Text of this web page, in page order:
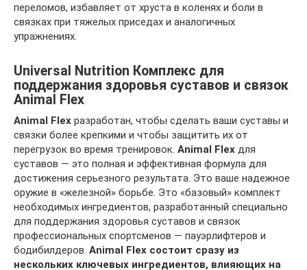
переломов, избавляет от хруста в коленях и боли в
связках при тяжелых приседах и аналогичных
упражнениях.
Universal Nutrition Комплекс для
поддержания здоровья суставов и связок
Animal Flex
Animal Flex разработан, чтобы сделать ваши суставы и
связки более крепкими и чтобы защитить их от
перегрузок во время тренировок. Animal Flex для
суставов — это полная и эффективная формула для
достижения серьезного результата. Это ваше надежное
оружие в «железной» борьбе. Это «базовый» комплект
необходимых ингредиентов, разработанный специально
для поддержания здоровья суставов и связок
профессиональных спортсменов — пауэрлифтеров и
бодибилдеров. Animal Flex состоит сразу из
нескольких ключевых ингредиентов, влияющих на